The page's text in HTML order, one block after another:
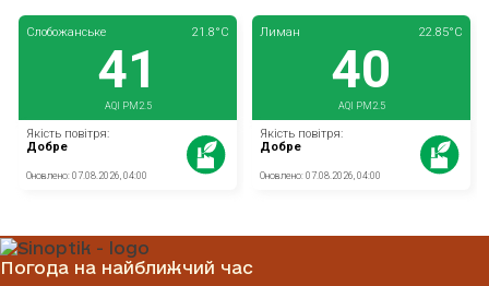
Погода на найближчий час